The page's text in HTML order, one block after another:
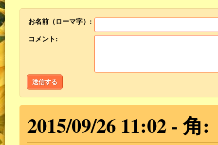
お名前（ローマ字）:
コメント:
送信する
2015/09/26 11:02 角